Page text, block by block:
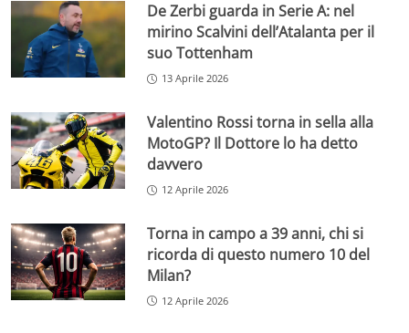
De Zerbi guarda in Serie A: nel
mirino Scalvini dell’Atalanta per il
suo Tottenham
13 Aprile 2026
Valentino Rossi torna in sella alla
MotoGP? Il Dottore lo ha detto
davvero
12 Aprile 2026
Torna in campo a 39 anni, chi si
ricorda di questo numero 10 del
Milan?
12 Aprile 2026